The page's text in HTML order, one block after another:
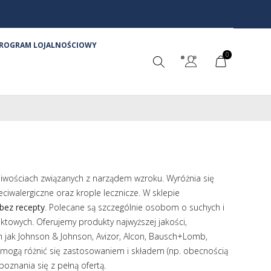
LOJALNOŚCIOWY
0
związanych z narządem wzroku. Wyróżnia się
oraz krople lecznicze. W sklepie
recepty. Polecane są szczególnie osobom o suchych i
Oferujemy produkty najwyższej jakości,
Johnson & Johnson, Avizor, Alcon, Bausch+Lomb,
różnić się zastosowaniem i składem (np. obecnością
się z pełną ofertą.